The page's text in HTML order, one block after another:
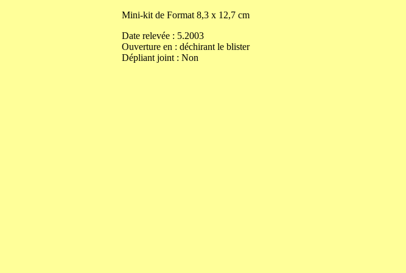
Mini-kit de Format 8,3 x 12,7 cm
Date relevée : 5.2003
Ouverture en : déchirant le blister
Dépliant joint : Non